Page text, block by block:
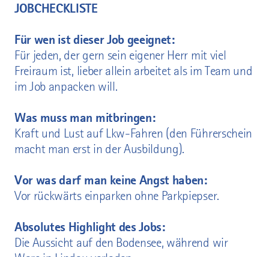
JOBCHECKLISTE
Für wen ist dieser Job geeignet:
Für jeden, der gern sein eigener Herr mit viel
Freiraum ist, lieber allein arbeitet als im Team und
im Job anpacken will.
Was muss man mitbringen:
Kraft und Lust auf Lkw-Fahren (den Führerschein
macht man erst in der Ausbildung).
Vor was darf man keine Angst haben:
Vor rückwärts einparken ohne Parkpiepser.
Absolutes Highlight des Jobs:
Die Aussicht auf den Bodensee, während wir